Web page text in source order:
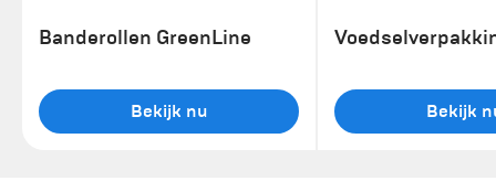
Banderollen GreenLine
Bekijk nu Bekijk